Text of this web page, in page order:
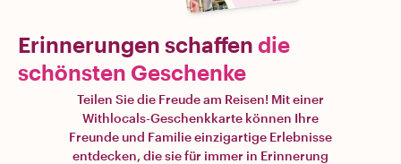
Erinnerungen schaffen die
schönsten Geschenke
Teilen Sie die Freude am Reisen! Mit einer
Withlocals-Geschenkkarte können Ihre
Freunde und Familie einzigartige Erlebnisse
entdecken, die sie für immer in Erinnerung